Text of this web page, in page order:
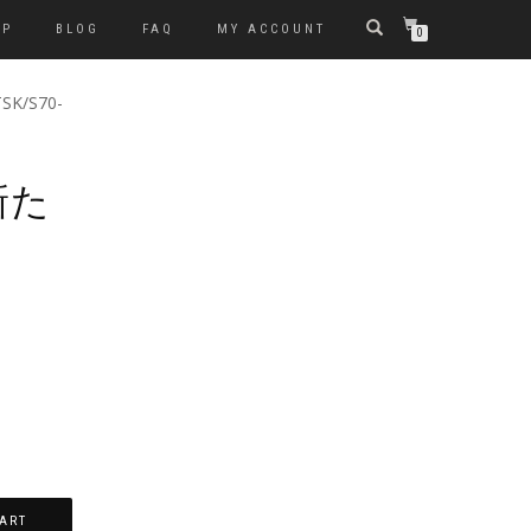
BLOG FAQ MY ACCOUNT 0
S70-
た